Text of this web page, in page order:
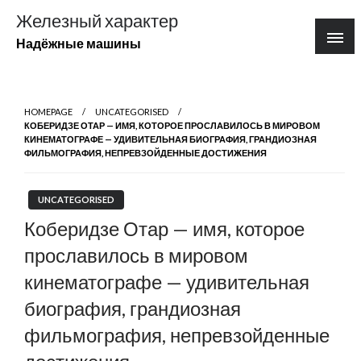
содержимому
Железный характер
Надёжные машины
HOMEPAGE
UNCATEGORISED
КОБЕРИДЗЕ ОТАР — ИМЯ, КОТОРОЕ ПРОСЛАВИЛОСЬ В МИРОВОМ
КИНЕМАТОГРАФЕ — УДИВИТЕЛЬНАЯ БИОГРАФИЯ, ГРАНДИОЗНАЯ
ФИЛЬМОГРАФИЯ, НЕПРЕВЗОЙДЕННЫЕ ДОСТИЖЕНИЯ
UNCATEGORISED
Коберидзе Отар — имя, которое
прославилось в мировом
кинематографе — удивительная
биография, грандиозная
фильмография, непревзойденные